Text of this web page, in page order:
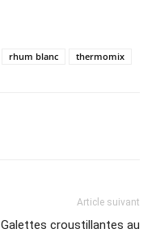
rhum blanc thermomix
Article suivant
Galettes croustillantes au